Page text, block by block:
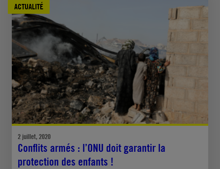
ACTUALITÉ
2 juillet, 2020
Conflits armés : l’ONU doit garantir la
protection des enfants !